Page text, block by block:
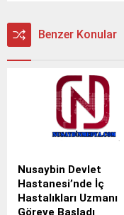
Benzer Konular
Nusaybin Devlet
Hastanesi’nde İç
Hastalıkları Uzmanı
Göreve Başladı